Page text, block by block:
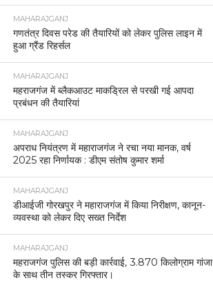
MAHARAJGANJ
गणतंत्र दिवस परेड की तैयारियों को लेकर पुलिस लाइन में
हुआ ग्रैंड रिहर्सल
MAHARAJGANJ
महराजगंज में ब्लैकआउट माकड्रिल से परखी गई आपदा
प्रबंधन की तैयारियां
MAHARAJGANJ
अपराध नियंत्रण में महाराजगंज ने रचा नया मानक, वर्ष
2025 रहा निर्णायक : डीएम संतोष कुमार शर्मा
MAHARAJGANJ
डीआईजी गोरखपुर ने महाराजगंज में किया निरीक्षण, कानून-
व्यवस्था को लेकर दिए सख्त निर्देश
MAHARAJGANJ
महराजगंज पुलिस की बड़ी कार्रवाई, 3.870 किलोग्राम गांजा
के साथ तीन तस्कर गिरफ्तार।